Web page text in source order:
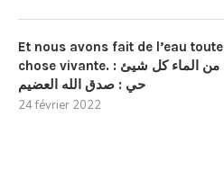
Et nous avons fait de l’eau toute
chose vivante. : وجعلنا من الماء كل شيئ
حي : صدق الله العضيم
24 février 2022